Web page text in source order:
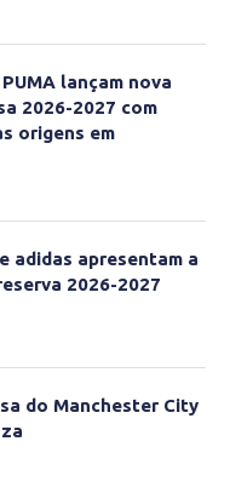
lançam nova
2026-2027 com
origens em
adidas apresentam a
2026-2027
do Manchester City